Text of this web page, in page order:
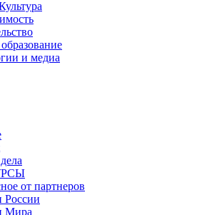
и медиа
от партнеров
России
Мира